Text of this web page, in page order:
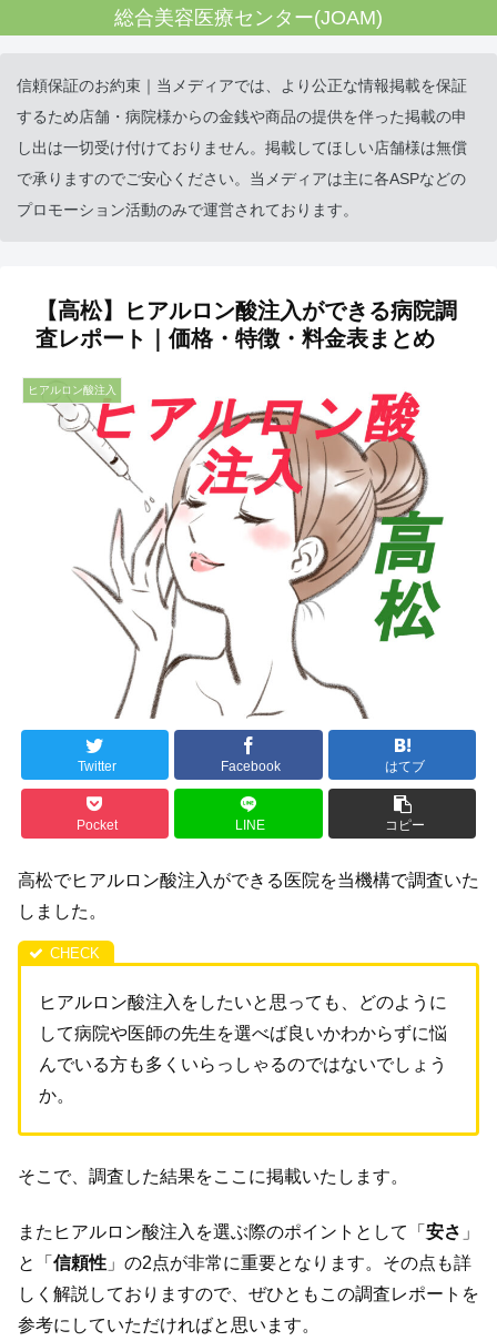
総合美容医療センター(JOAM)
信頼保証のお約束｜当メディアでは、より公正な情報掲載を保証
するため店舗・病院様からの金銭や商品の提供を伴った掲載の申
し出は一切受け付けておりません。掲載してほしい店舗様は無償
で承りますのでご安心ください。当メディアは主に各ASPなどの
プロモーション活動のみで運営されております。
【高松】ヒアルロン酸注入ができる病院調
査レポート｜価格・特徴・料金表まとめ
ヒアルロン酸注入
Twitter Facebook はてブ
Pocket LINE コピー
高松でヒアルロン酸注入ができる医院を当機構で調査いた
しました。
ヒアルロン酸注入をしたいと思っても、どのように
して病院や医師の先生を選べば良いかわからずに悩
んでいる方も多くいらっしゃるのではないでしょう
か。
そこで、調査した結果をここに掲載いたします。
またヒアルロン酸注入を選ぶ際のポイントとして「 安さ 」
と「 信頼性 」の2点が非常に重要となります。その点も詳
しく解説しておりますので、ぜひともこの調査レポートを
参考にしていただければと思います。